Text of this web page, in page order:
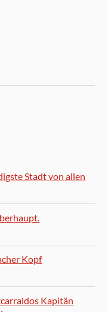
Stadt von allen
Kopf
Kapitän